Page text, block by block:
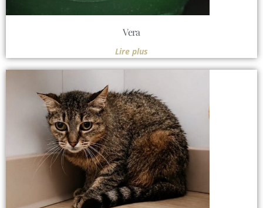
Vera
Lire plus